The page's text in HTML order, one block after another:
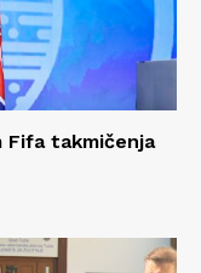
takmičenja